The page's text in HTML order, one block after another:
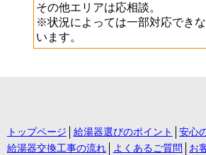
その他エリアは応相談。
※状況によっては一部対応でき
います。
トップページ 給湯器選びのポイント 安心
給湯器交換工事の流れ
よくあるご質問
お